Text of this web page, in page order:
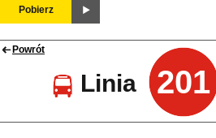
Pobierz
Powrót
Linia 201